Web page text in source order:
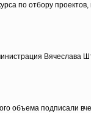
по отбору
Вячеслава
объема подписали